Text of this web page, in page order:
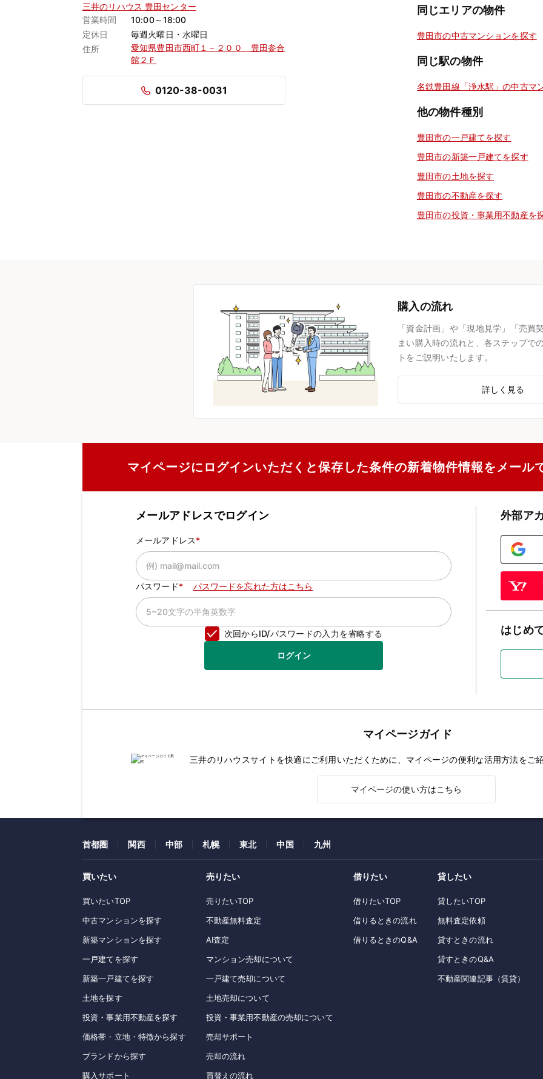
三井のリハウス 豊田センター
営業時間
10:00～18:00
定休日
毎週火曜日・水曜日
住所
愛知県豊田市西町１－２００ 豊田参合
館２Ｆ
0120-38-0031
同じエリアの物件
豊田市の中古マンションを探す
同じ駅の物件
名鉄豊田線「浄水駅」の中古マ
他の物件種別
豊田市の一戸建てを探す
豊田市の新築一戸建てを探す
豊田市の土地を探す
豊田市の不動産を探す
豊田市の投資・事業用不動産を
購入の流れ
「資金計画」や「現地見学」「売買
まい購入時の流れと、各ステップで
トをご説明いたします。
詳しく見る
マイページにログインいただくと保存した条件の新着物件情報をメール
メールアドレスでログイン
メールアドレス
パスワード パスワードを忘れた方はこちら
次回からID/パスワードの入力を省略する
ログイン
外部ア
はじめ
マイページガイド
三井のリハウスサイトを快適にご利用いただくために、マイページの便利な活用方法をご
マイページの使い方はこちら
首都圏 関西 中部 札幌 東北 中国 九州
買いたい
買いたいTOP
中古マンションを探す
新築マンションを探す
一戸建てを探す
新築一戸建てを探す
土地を探す
投資・事業用不動産を探す
価格帯・立地・特徴から探す
ブランドから探す
購入サポート
売りたい
売りたいTOP
不動産無料査定
AI査定
マンション売却について
一戸建て売却について
土地売却について
投資・事業用不動産の売却について
売却サポート
売却の流れ
買替えの流れ
借りたい
借りたいTOP
借りるときの流れ
借りるときのQ&A
貸したい
貸したいTOP
無料査定依頼
貸すときの流れ
貸すときのQ&A
不動産関連記事（賃貸）